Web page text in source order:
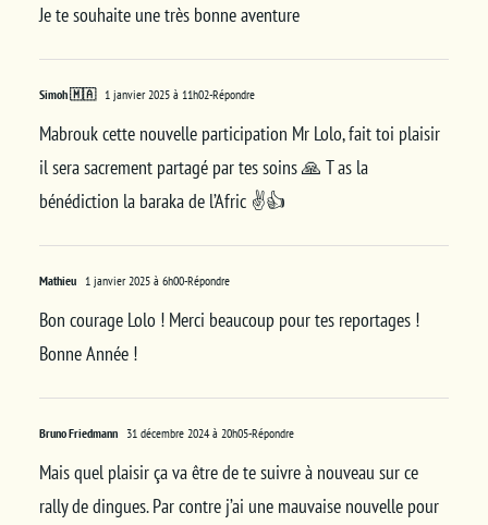
Je te souhaite une très bonne aventure
Simoh 🇲🇦 1 janvier 2025 à 11h02-Répondre
Mabrouk cette nouvelle participation Mr Lolo, fait toi plaisir
il sera sacrement partagé par tes soins 🙏 T as la
bénédiction la baraka de l’Afric ✌️👍
Mathieu 1 janvier 2025 à 6h00-Répondre
Bon courage Lolo ! Merci beaucoup pour tes reportages !
Bonne Année !
Bruno Friedmann 31 décembre 2024 à 20h05-Répondre
Mais quel plaisir ça va être de te suivre à nouveau sur ce
rally de dingues. Par contre j’ai une mauvaise nouvelle pour